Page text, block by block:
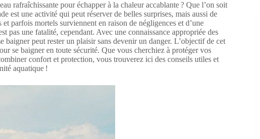
rafraîchissante pour échapper à la chaleur accablante ? Que l’on soit
est une activité qui peut réserver de belles surprises, mais aussi de
parfois mortels surviennent en raison de négligences et d’une
pas une fatalité, cependant. Avec une connaissance appropriée des
baigner peut rester un plaisir sans devenir un danger. L’objectif de cet
se baigner en toute sécurité. Que vous cherchiez à protéger vos
confort et protection, vous trouverez ici des conseils utiles et
aquatique !